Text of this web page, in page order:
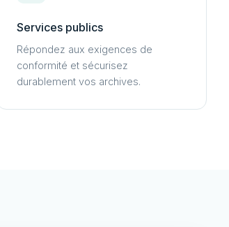
Services publics
Répondez aux exigences de
conformité et sécurisez
durablement vos archives.